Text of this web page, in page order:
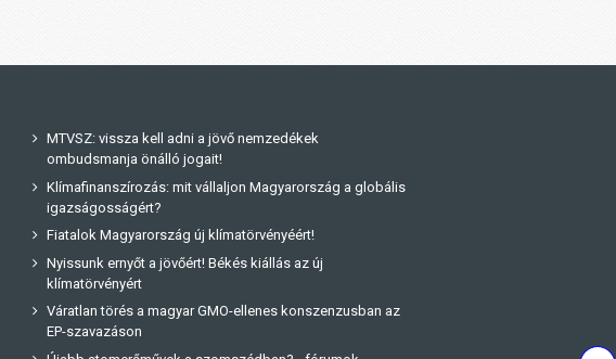
MTVSZ: vissza kell adni a jövő nemzedékek
ombudsmanja önálló jogait!
Klímafinanszírozás: mit vállaljon Magyarország a globális
igazságosságért?
Fiatalok Magyarország új klímatörvényéért!
Nyissunk ernyőt a jövőért! Békés kiállás az új
klímatörvényért
Váratlan törés a magyar GMO-ellenes konszenzusban az
EP-szavazáson